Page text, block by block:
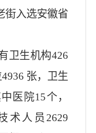
街入选安徽省
卫生机构426
张，卫生
医院15个，
术人员2629